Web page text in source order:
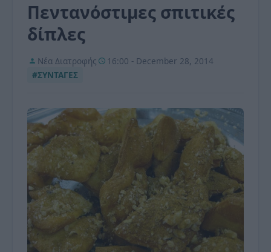
Πεντανόστιμες σπιτικές
δίπλες
Νέα Διατροφής
16:00 - December 28, 2014
#ΣΥΝΤΑΓΕΣ